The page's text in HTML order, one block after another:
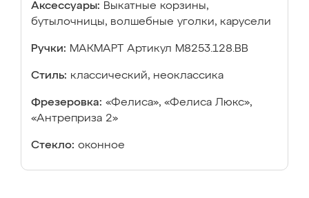
Аксессуары: Выкатные корзины,
бутылочницы, волшебные уголки, карусели
Ручки: МАКМАРТ Артикул М8253.128.ВВ
Стиль: классический, неоклассика
Фрезеровка: «Фелиса», «Фелиса Люкс»,
«Антреприза 2»
Стекло: оконное